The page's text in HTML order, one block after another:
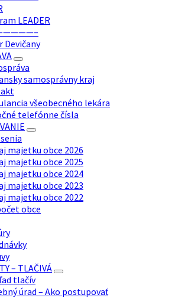
LEADER
Devičany
samosprávny kraj
všeobecného lekára
telefónne čísla
majetku obce 2026
majetku obce 2025
majetku obce 2024
majetku obce 2023
majetku obce 2022
obce
– TLAČIVÁ
tlačív
úrad – Ako postupovať